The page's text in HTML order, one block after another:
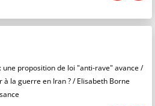
proposition de loi "anti-rave" avance /
à la guerre en Iran ? / Elisabeth Borne